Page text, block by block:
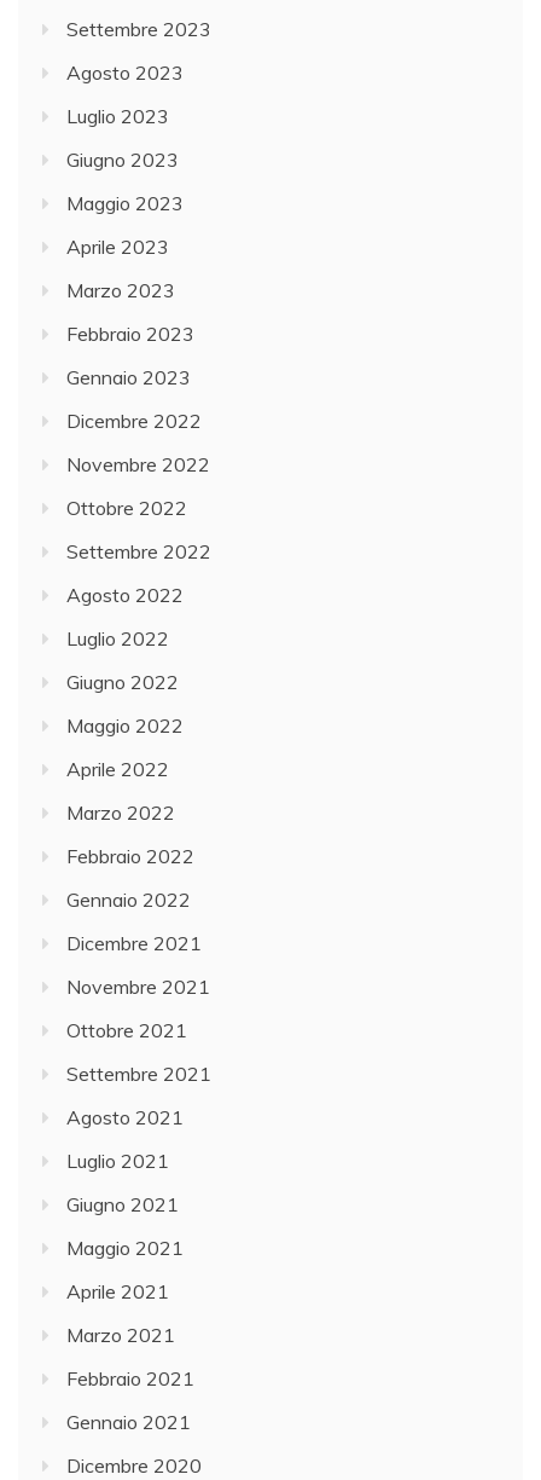
Settembre 2023
Agosto 2023
Luglio 2023
Giugno 2023
Maggio 2023
Aprile 2023
Marzo 2023
Febbraio 2023
Gennaio 2023
Dicembre 2022
Novembre 2022
Ottobre 2022
Settembre 2022
Agosto 2022
Luglio 2022
Giugno 2022
Maggio 2022
Aprile 2022
Marzo 2022
Febbraio 2022
Gennaio 2022
Dicembre 2021
Novembre 2021
Ottobre 2021
Settembre 2021
Agosto 2021
Luglio 2021
Giugno 2021
Maggio 2021
Aprile 2021
Marzo 2021
Febbraio 2021
Gennaio 2021
Dicembre 2020